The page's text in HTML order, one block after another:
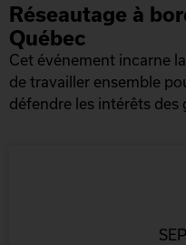
Réseautage à
Québec
Cet événement incarne
de travailler ensemble
défendre les intérêts des